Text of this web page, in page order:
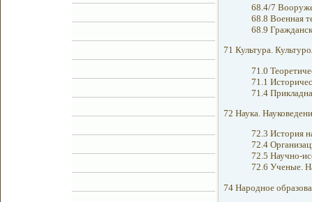
68.4/7
68.8 Военная
68.9
71 Культура.
71.0
71.1
71.4
72 Наука.
72.3 История
72.4
72.5 Научно-
72.6 Ученые.
74 Народное